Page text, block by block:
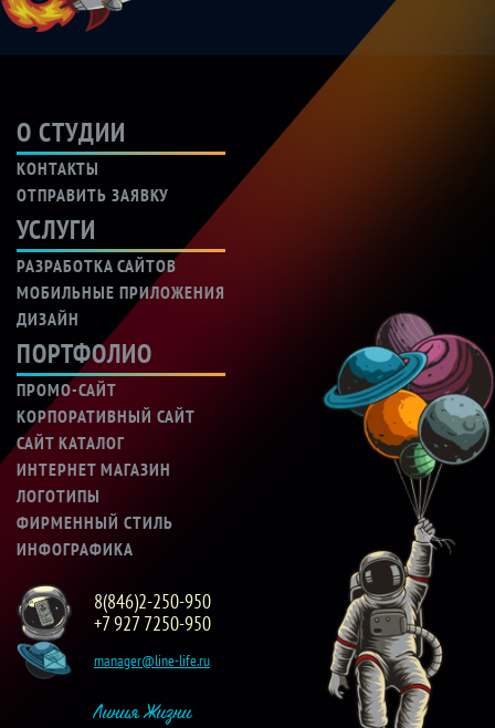
Линия Жизни
О СТУДИИ
КОНТАКТЫ
ОТПРАВИТЬ ЗАЯВКУ
УСЛУГИ
РАЗРАБОТКА САЙТОВ
МОБИЛЬНЫЕ ПРИЛОЖЕНИЯ
ДИЗАЙН
ПОРТФОЛИО
ПРОМО-САЙТ
КОРПОРАТИВНЫЙ САЙТ
САЙТ КАТАЛОГ
ИНТЕРНЕТ МАГАЗИН
ЛОГОТИПЫ
ФИРМЕННЫЙ СТИЛЬ
ИНФОГРАФИКА
8(846)2-250-950
+7 927 7250-950
manager@line-life.ru